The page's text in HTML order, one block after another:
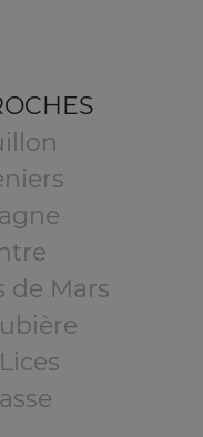
de Mars